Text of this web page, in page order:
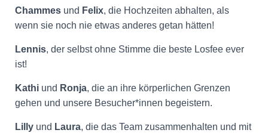
Chammes und Felix, die Hochzeiten abhalten, als
wenn sie noch nie etwas anderes getan hätten!
Lennis, der selbst ohne Stimme die beste Losfee ever
ist!
Kathi und Ronja, die an ihre körperlichen Grenzen
gehen und unsere Besucher*innen begeistern.
Lilly und Laura, die das Team zusammenhalten und mit